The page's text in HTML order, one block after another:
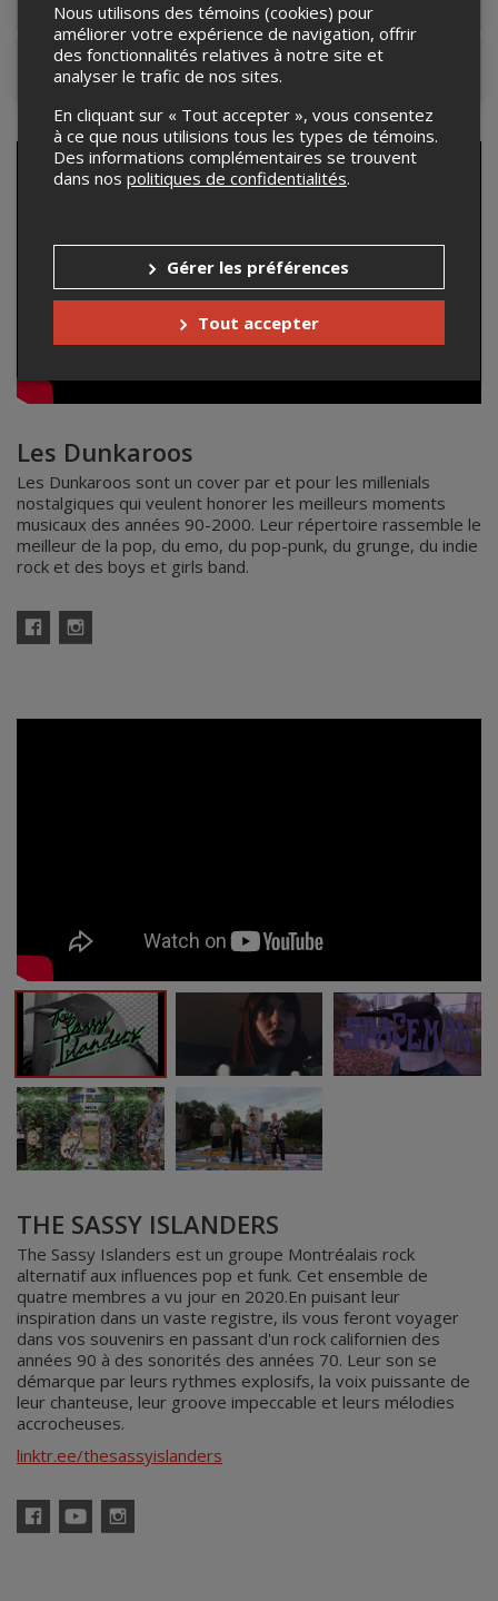
Contacter l'organisateur
Les Dunkaroos
Les Dunkaroos sont un cover par et pour les millenials
nostalgiques qui veulent honorer les meilleurs moments
musicaux des années 90-2000. Leur répertoire rassemble le
meilleur de la pop, du emo, du pop-punk, du grunge, du indie
rock et des boys et girls band.
THE SASSY ISLANDERS
The Sassy Islanders est un groupe Montréalais rock
alternatif aux influences pop et funk. Cet ensemble de
quatre membres a vu jour en 2020.En puisant leur
inspiration dans un vaste registre, ils vous feront voyager
dans vos souvenirs en passant d'un rock californien des
années 90 à des sonorités des années 70. Leur son se
démarque par leurs rythmes explosifs, la voix puissante de
leur chanteuse, leur groove impeccable et leurs mélodies
accrocheuses.
linktr.ee/thesassyislanders
FacebookYouTubeInstagram
Nous utilisons des témoins (cookies) pour
améliorer votre expérience de navigation, offrir
des fonctionnalités relatives à notre site et
analyser le trafic de nos sites.
En cliquant sur « Tout accepter », vous consentez
à ce que nous utilisions tous les types de témoins.
Des informations complémentaires se trouvent
dans nos politiques de confidentialités.
Gérer les préférences
Tout accepter